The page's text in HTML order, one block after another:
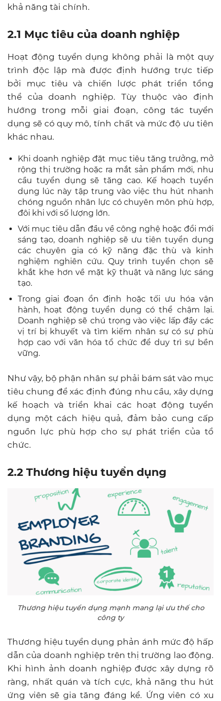
khả năng tài chính.
2.1 Mục tiêu của doanh nghiệp
Hoạt động tuyển dụng không phải là một quy
trình độc lập mà được định hướng trực tiếp
bởi mục tiêu và chiến lược phát triển tổng
thể của doanh nghiệp. Tùy thuộc vào định
hướng trong mỗi giai đoạn, công tác tuyển
dụng sẽ có quy mô, tính chất và mức độ ưu tiên
khác nhau.
Khi doanh nghiệp đặt mục tiêu tăng trưởng, mở
rộng thị trường hoặc ra mắt sản phẩm mới, nhu
cầu tuyển dụng sẽ tăng cao. Kế hoạch tuyển
dụng lúc này tập trung vào việc thu hút nhanh
chóng nguồn nhân lực có chuyên môn phù hợp,
đôi khi với số lượng lớn.
Với mục tiêu dẫn đầu về công nghệ hoặc đổi mới
sáng tạo, doanh nghiệp sẽ ưu tiên tuyển dụng
các chuyên gia có kỹ năng đặc thù và kinh
nghiệm nghiên cứu. Quy trình tuyển chọn sẽ
khắt khe hơn về mặt kỹ thuật và năng lực sáng
tạo.
Trong giai đoạn ổn định hoặc tối ưu hóa vận
hành, hoạt động tuyển dụng có thể chậm lại.
Doanh nghiệp sẽ chú trọng vào việc lấp đầy các
vị trí bị khuyết và tìm kiếm nhân sự có sự phù
hợp cao với văn hóa tổ chức để duy trì sự bền
vững.
Như vậy, bộ phận nhân sự phải bám sát vào mục
tiêu chung để xác định đúng nhu cầu, xây dựng
kế hoạch và triển khai các hoạt động tuyển
dụng một cách hiệu quả, đảm bảo cung cấp
nguồn lực phù hợp cho sự phát triển của tổ
chức.
2.2 Thương hiệu tuyển dụng
Thương hiệu tuyển dụng mạnh mang lại ưu thế cho
công ty
Thương hiệu tuyển dụng phản ánh mức độ hấp
dẫn của doanh nghiệp trên thị trường lao động.
Khi hình ảnh doanh nghiệp được xây dựng rõ
ràng, nhất quán và tích cực, khả năng thu hút
ứng viên sẽ gia tăng đáng kể. Ứng viên có xu